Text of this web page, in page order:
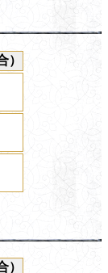
）
）